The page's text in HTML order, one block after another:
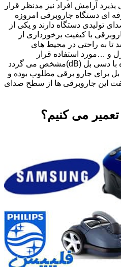
آرامش افراد نیز مدنظر قرار
ای دستگاه جاروبرقی امروزه
تولیدی دستگاه دارند و یکی از
با کیفیت برخورداری از
تا به راحتی در محیط های
و …مورد استفاده قرار
گیرد.میزان صدای دستگاه با دسی بل (dB)مشخص می گردد
70-77 دسی بل برای جارو برقی مطلوب بوده و
این جاروبرقی ها از سطح صدای
می کنیم؟